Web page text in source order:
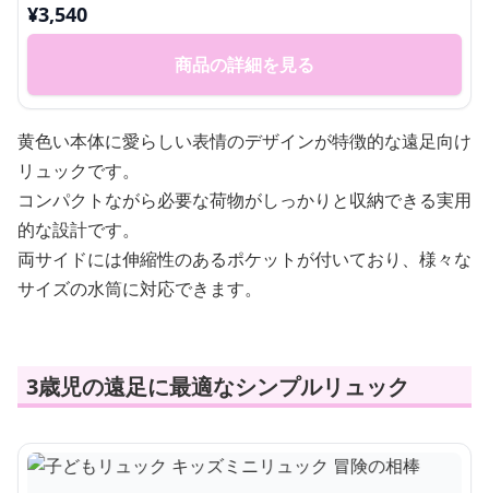
¥3,540
商品の詳細を見る
黄色い本体に愛らしい表情のデザインが特徴的な遠足向け
リュックです。
コンパクトながら必要な荷物がしっかりと収納できる実用
的な設計です。
両サイドには伸縮性のあるポケットが付いており、様々な
サイズの水筒に対応できます。
3歳児の遠足に最適なシンプルリュック